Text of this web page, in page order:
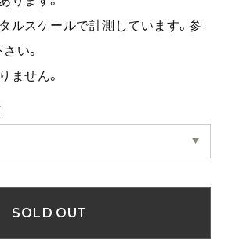
ルスケールで計測しています。参
い。
ません。
SOLD OUT